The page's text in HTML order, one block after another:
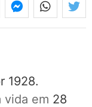
1928.
vida em 28